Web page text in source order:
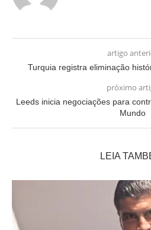
artigo
Turquia registra eliminação
próximo
Leeds inicia negociações para
Mundo
LEIA